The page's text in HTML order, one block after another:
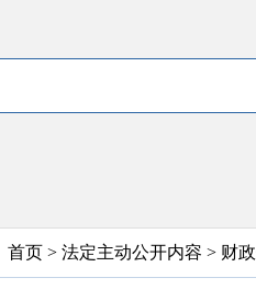
首页 > 法定主动公开内容 > 财